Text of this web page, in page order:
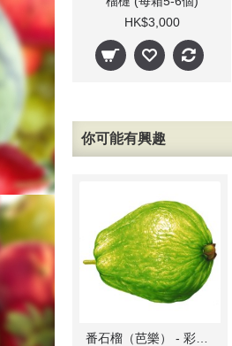
HK$3,000
你可能有興趣